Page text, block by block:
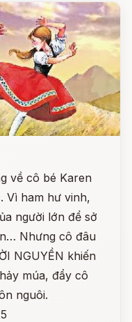
về cô bé Karen
Vì ham hư vinh,
người lớn để sở
Nhưng cô đâu
NGUYỀN khiến
múa, đẩy cô
nguôi.